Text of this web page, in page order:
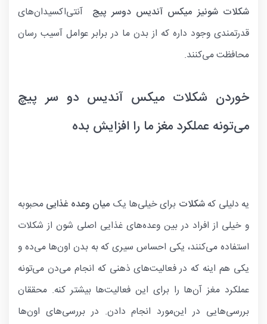
شکلات شونیز میکس آندیس دوسر پیج
آنتی‌اکسیدان‌های
قدرتمندی وجود داره که از بدن ما در برابر عوامل آسیب رسان
محافظت می‌کنند.
خوردن شکلات میکس آندیس دو سر پیچ
می‌تونه عملکرد مغز ما را افزایش بده
یه دلیلی کهشکلات برای خیلی‌ها یک میان وعده غذاییمحبوبه
و خیلی از افراد در بین وعده‌های غذایی اصلی شون از شکلات
استفاده می‌کنند، یکی احساس سیری که به بدن اون‌ها می‌ده و
یکی هم اینه که در فعالیت‌های ذهنی که انجام می‌دن می‌تونه
عملکرد مغز آن‌ها را برای این فعالیت‌ها بیشتر کنه. محققان
بررسی‌هایی در این‌مورد انجام دادن. در بررسی‌های اون‌ها